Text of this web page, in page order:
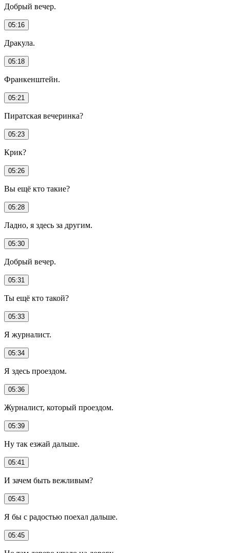
Добрый вечер.
05:16
Дракула.
05:18
Франкенштейн.
05:21
Пиратская вечеринка?
05:23
Крик?
05:26
Вы ещё кто такие?
05:28
Ладно, я здесь за другим.
05:30
Добрый вечер.
05:31
Ты ещё кто такой?
05:33
Я журналист.
05:34
Я здесь проездом.
05:36
Журналист, который проездом.
05:39
Ну так езжай дальше.
05:41
И зачем быть вежливым?
05:43
Я бы с радостью поехал дальше.
05:45